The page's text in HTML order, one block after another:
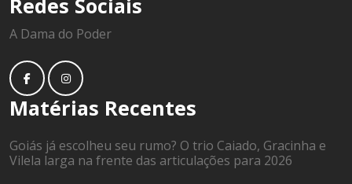
Redes Sociais
A Dama do Poder
Matérias Recentes
Goiás já escolheu seu rumo? O trio Caiado, Gracinha e
Vilela larga na frente das articulações para 2026